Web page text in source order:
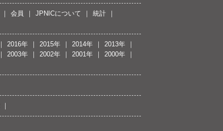
会員 JPNICについて
統計
2016年 2015年 2014年
2013年
2003年 2002年 2001年
2000年